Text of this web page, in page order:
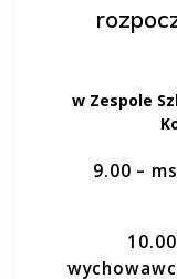
w Zespole
9.00 –